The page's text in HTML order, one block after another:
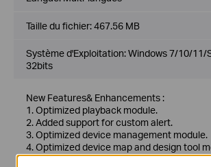
Taille du fichier:467.56 MB
Système d'Exploitation: Windows 7/10/11/
32bits
New Features& Enhancements :
1. Optimized playback module.
2. Added support for custom alert.
3. Optimized device management module.
4. Optimized device map and design tool
5. Added support for device maintenance